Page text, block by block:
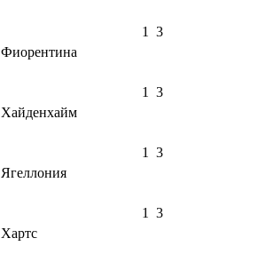
Фиорентина
1 3
Хайденхайм
1 3
Ягеллония
1 3
Хартс
1 3